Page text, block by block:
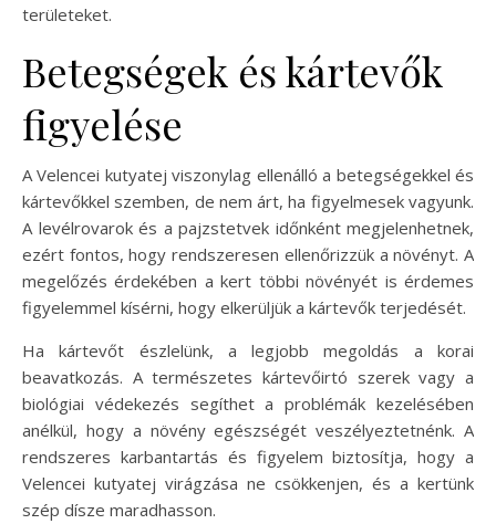
területeket.
Betegségek és kártevők
figyelése
A Velencei kutyatej viszonylag ellenálló a betegségekkel és
kártevőkkel szemben, de nem árt, ha figyelmesek vagyunk.
A levélrovarok és a pajzstetvek időnként megjelenhetnek,
ezért fontos, hogy rendszeresen ellenőrizzük a növényt. A
megelőzés érdekében a kert többi növényét is érdemes
figyelemmel kísérni, hogy elkerüljük a kártevők terjedését.
Ha kártevőt észlelünk, a legjobb megoldás a korai
beavatkozás. A természetes kártevőirtó szerek vagy a
biológiai védekezés segíthet a problémák kezelésében
anélkül, hogy a növény egészségét veszélyeztetnénk. A
rendszeres karbantartás és figyelem biztosítja, hogy a
Velencei kutyatej virágzása ne csökkenjen, és a kertünk
szép dísze maradhasson.